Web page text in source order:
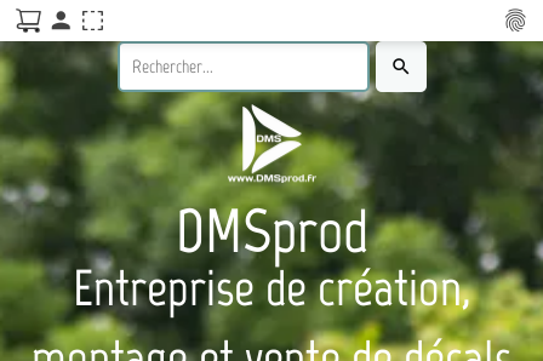
search
DMSprod
Entreprise de création,
fingerprint
person